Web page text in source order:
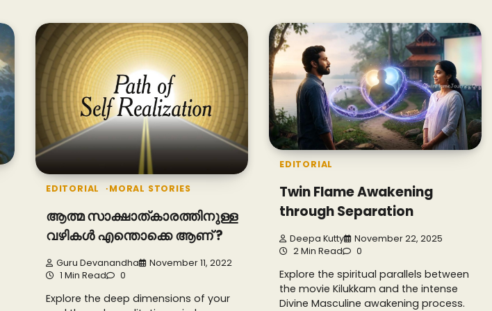
EDITORIAL MORAL STORIES
ആത്മ സാക്ഷാത്കാരത്തിനുള്ള
വഴികൾ എന്തൊക്കെ ആണ് ?
Guru Devanandha
November 11, 2022
1 Min Read
0
Explore the deep dimensions of your
EDITORIAL
Twin Flame Awakening
through Separation
Deepa Kutty
November 22, 2025
2 Min Read
0
Explore the spiritual parallels between
the movie Kilukkam and the intense
Divine Masculine awakening process.